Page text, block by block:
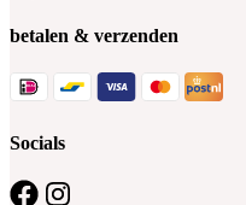
betalen & verzenden
Socials